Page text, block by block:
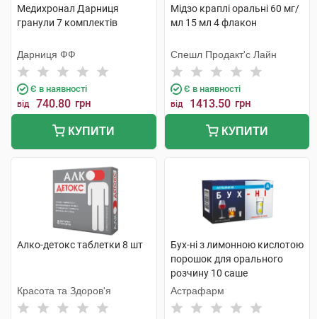
Медихронал Дарниця
гранули 7 комплектів
Дарниця ФФ
Є в наявності
від 740.80 грн
КУПИТИ
Мідзо краплі оральні 60 мг/
мл 15 мл 4 флакон
Спешл Продакт'с Лайн
Є в наявності
від 1413.50 грн
КУПИТИ
Алко-детокс таблетки 8 шт
Красота та Здоров'я
Бух-ні з лимонною кислотою
порошок для орального
розчину 10 саше
Астрафарм